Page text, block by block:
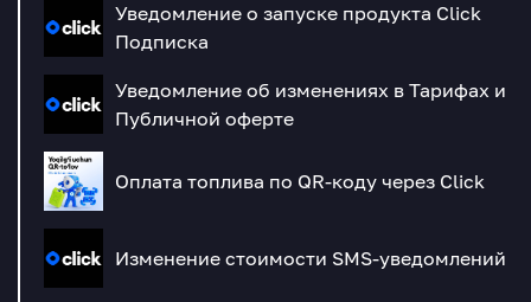
Уведомление о запуске продукта Click
Подписка
Уведомление об изменениях в Тарифах и
Публичной оферте
Оплата топлива по QR-коду через Click
Изменение стоимости SMS-уведомлений